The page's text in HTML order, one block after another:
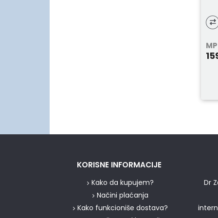
KORISNE INFORMACIJE
Kako da kupujem?
Načini plaćanja
Kako funkcioniše dostava?
Dr